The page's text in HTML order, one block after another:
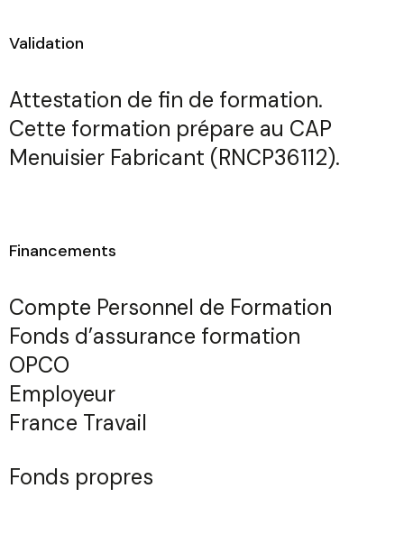
Validation
Attestation de fin de formation.
Cette formation prépare au CAP
Menuisier Fabricant (RNCP36112).
Financements
Compte Personnel de Formation
Fonds d’assurance formation
OPCO
Employeur
France Travail
Fonds propres